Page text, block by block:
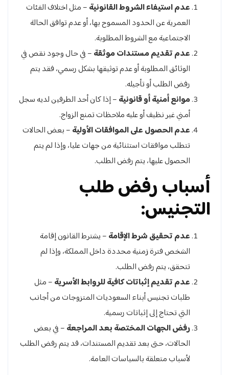
عدم استيفاء الشروط القانونية– مثل اختلاف الفئات
العمرية عن الحدود المسموح بها، أو عدم توافق الحالة
الاجتماعية مع الشروط المطلوبة.
عدم تقديم مستندات موثقة– في حال وجود نقص في
الوثائق المطلوبة أو عدم توثيقها بشكل رسمي، فقد يتم
رفض الطلب أو تأجيله.
موانع أمنية أو قانونية– إذا كان أحد الطرفين لديه سجل
أمني غير نظيف أو عليه ملاحظات تمنع الزواج.
عدم الحصول على الموافقات الأولية– بعض الحالات
تتطلب موافقات استثنائية من جهات عليا، وإذا لم يتم
الحصول عليها، يتم رفض الطلب.
أسباب رفض طلب
التجنيس:
عدم تحقيق شرط الإقامة– يشترط القانون إقامة
الشخص فترة زمنية محددة داخل المملكة، وإذا لم
تتحقق، يتم رفض الطلب.
عدم تقديم إثباتات كافية للروابط الأسرية– مثل
طلبات تجنيس أبناء السعوديات المتزوجات من أجانب
التي تحتاج إلى إثباتات رسمية.
رفض الجهات المختصة بعد المراجعة– في بعض
الحالات، حتى بعد تقديم المستندات، قد يتم رفض الطلب
لأسباب متعلقة بالسياسات العامة.